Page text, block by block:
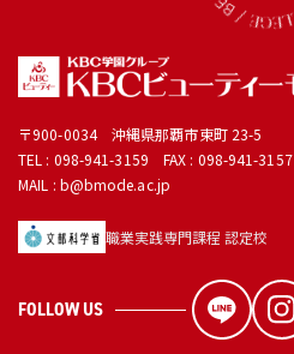
〒900-0034 沖縄県那覇市東町 23-5
TEL : 098-941-3159 FAX : 098-941-3157
MAIL : b@bmode.ac.jp
職業実践専門課程 認定校
FOLLOW US